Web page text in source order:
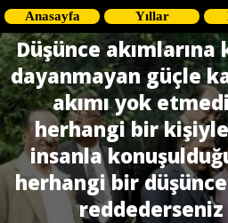
Anasayfa Yıllar
Düşünce akımlarına
dayanmayan güçle
akımı yok
herhangi bir
insanla
herhangi bir